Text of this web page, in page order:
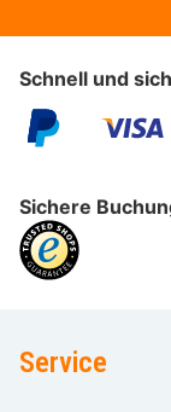
Schnell und
Sichere
Service